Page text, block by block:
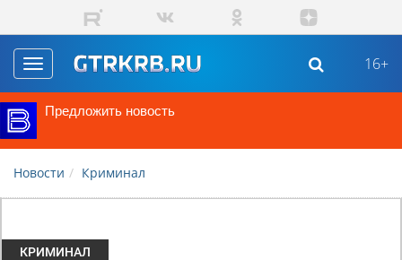
Перейти к основному содержанию
Toggle
navigation
16+
Предложить новость
Новости Криминал
КРИМИНАЛ